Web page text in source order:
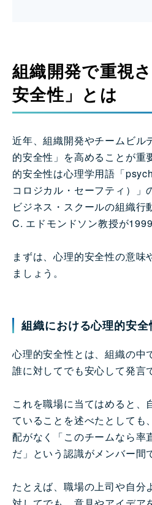
組織開発で重視
安全性」とは
近年、組織開発やチームビル
的安全性」を高めることが重
的安全性は心理学用語「
コロジカル・セーフティ）」
ビジネス・スクールの組織行
C. エドモンドソン教授が
まずは、心理的安全性の意味
ましょう。
組織における心理的安全
心理的安全性とは、組織の中
誰に対してでも安心して発言
これを職場に当てはめると、
ていることを述べたとしても
配がなく「このチームなら率
だ」という認識がメンバー間
たとえば、職場の上司や自分